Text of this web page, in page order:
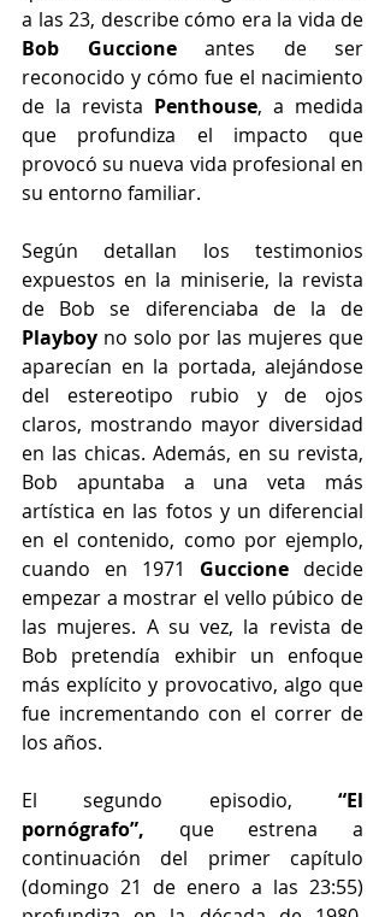
Bob Guccione antes de ser
reconocido y cómo fue el nacimiento
de la revista Penthouse, a medida
que profundiza el impacto que
provocó su nueva vida profesional en
su entorno familiar.
Según detallan los testimonios
expuestos en la miniserie, la revista
Playboy no solo por las mujeres que
aparecían en la portada, alejándose
del estereotipo rubio y de ojos
claros, mostrando mayor diversidad
en las chicas. Además, en su revista,
Bob apuntaba a una veta más
artística en las fotos y un diferencial
en el contenido, como por ejemplo,
cuando en 1971 Guccione decide
empezar a mostrar el vello púbico de
las mujeres. A su vez, la revista de
Bob pretendía exhibir un enfoque
más explícito y provocativo, algo que
fue incrementando con el correr de
los años.
El segundo episodio, “El
pornógrafo”, que estrena a
continuación del primer capítulo
(domingo 21 de enero a las 23:55)